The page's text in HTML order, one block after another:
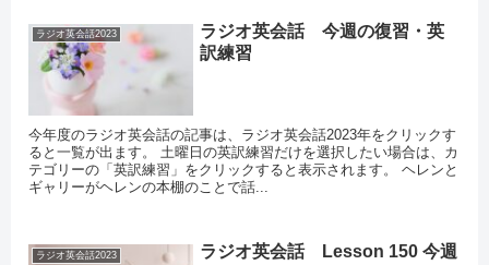
ラジオ英会話2023
ラジオ英会話 今週の復習・英
訳練習
今年度のラジオ英会話の記事は、ラジオ英会話2023年をクリックす
ると一覧が出ます。 土曜日の英訳練習だけを選択したい場合は、カ
テゴリーの「英訳練習」をクリックすると表示されます。 ヘレンと
ギャリーがヘレンの本棚のことで話...
ラジオ英会話2023
ラジオ英会話 Lesson 150 今週